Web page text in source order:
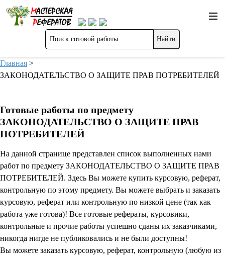
Главная >
ЗАКОНОДАТЕЛЬСТВО О ЗАЩИТЕ ПРАВ ПОТРЕБИТЕЛЕЙ
Готовые работы по предмету
ЗАКОНОДАТЕЛЬСТВО О ЗАЩИТЕ ПРАВ
ПОТРЕБИТЕЛЕЙ
На данной странице представлен список выполненных нами
работ по предмету ЗАКОНОДАТЕЛЬСТВО О ЗАЩИТЕ ПРАВ
ПОТРЕБИТЕЛЕЙ. Здесь Вы можете купить курсовую, реферат,
контрольную по этому предмету. Вы можете выбрать и заказать
курсовую, реферат или контрольную по низкой цене (так как
работа уже готова)! Все готовые рефераты, курсовики,
контрольные и прочие работы успешно сданы их заказчиками,
никогда нигде не публиковались и не были доступны!
Вы можете заказать курсовую, реферат, контрольную (любую из